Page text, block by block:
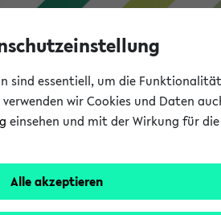
erst nach einer Anmeldung am
sind essentiell, um die
wir Cookies und Daten
einsehen und mit der Wirkung für
Alle akzeptieren